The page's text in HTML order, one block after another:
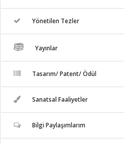
Yönetilen Tezler
Yayınlar
Tasarım/ Patent/ Ödül
Sanatsal Faaliyetler
Bilgi Paylaşımlarım